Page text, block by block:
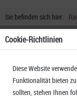
Sie befinden sich hier:
FILTERN
Cookie-Richtlinien
Diese Website
Funktionalität bieten
sollten, stehen Ihnen